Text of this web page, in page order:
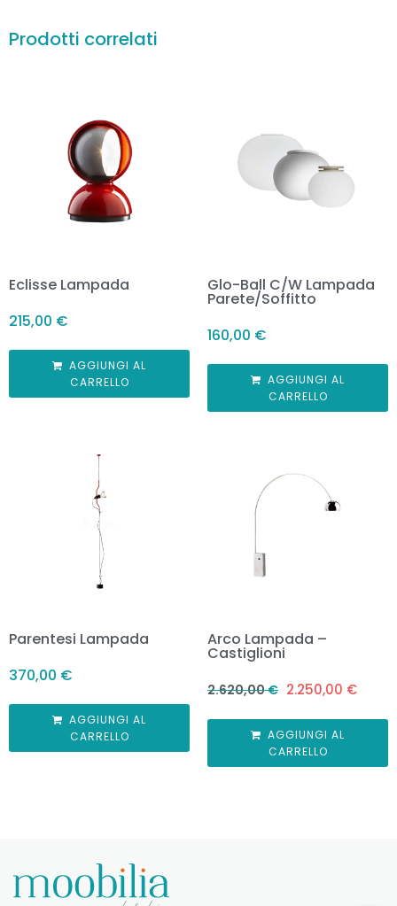
Prodotti correlati
Eclisse Lampada
215,00 €
AGGIUNGI AL
CARRELLO
Glo-Ball C/W Lampada
Parete/Soffitto
160,00 €
AGGIUNGI AL
CARRELLO
Parentesi Lampada
370,00 €
AGGIUNGI AL
CARRELLO
Arco Lampada –
Castiglioni
2.620,00€ 2.250,00 €
AGGIUNGI AL
CARRELLO